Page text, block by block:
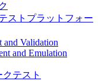
ストプラットフォー
and Validation
and Emulation
テスト